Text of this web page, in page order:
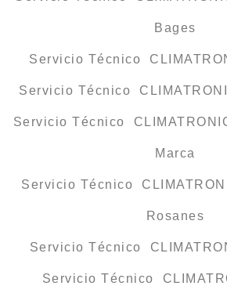
Bages
Servicio Técnico
Servicio Técnico
Servicio Técnico
Marca
Servicio Técnico
Rosanes
Servicio Técnico
Servicio Técnico